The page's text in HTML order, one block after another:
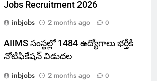
Jobs Recruitment 2026
inbjobs
2 months ago 0
AIIMS సంస్థల్లో 1484 ఉద్యోగాలు భర్తీకి
నోటిఫికేషన్ విడుదల
inbjobs
2 months ago 0